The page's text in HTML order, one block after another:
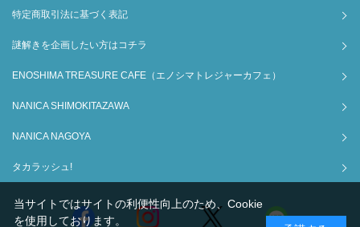
特定商取引法に基づく表記
謎解きを企画したい方はコチラ
ENOSHIMA TREASURE CAFE（エノシマトレジャーカフェ）
NANICA SHIMOKITAZAWA
NANICA NAGOYA
タカラッシュ!
当サイトではサイトの利便性向上のため、Cookie
を使用しております。